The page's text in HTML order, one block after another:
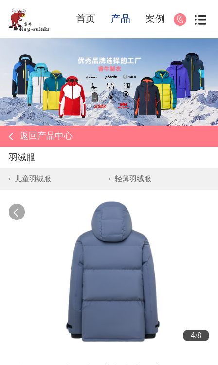
首页 产品 案例
返回产品中心
羽绒服
儿童羽绒服 轻薄羽绒服
4/8